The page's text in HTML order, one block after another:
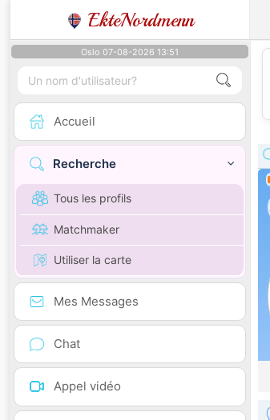
EkteNordmenn
Oslo 07-08-2026 13:51
Accueil
Recherche
Tous les profils
Matchmaker
Utiliser la carte
Mes Messages
Chat
Appel vidéo